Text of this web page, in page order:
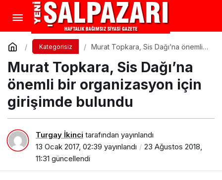
Kategorisiz
Murat Topkara, Sis Dağı’na önemli
bulundu
Murat Topkara, Sis Dağı’na
önemli bir organizasyon için
girişimde bulundu
Turgay İkinci tarafından yayınlandı
13 Ocak 2017, 02:39 yayınlandı
23 Ağustos 2018,
11:31 güncellendi